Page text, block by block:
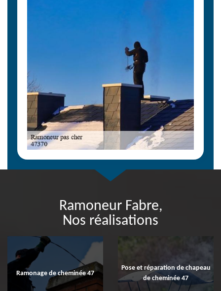
Ramoneur Fabre,
Nos réalisations
Ramonage de cheminée 47
Pose et réparation de chapeau
de cheminée 47